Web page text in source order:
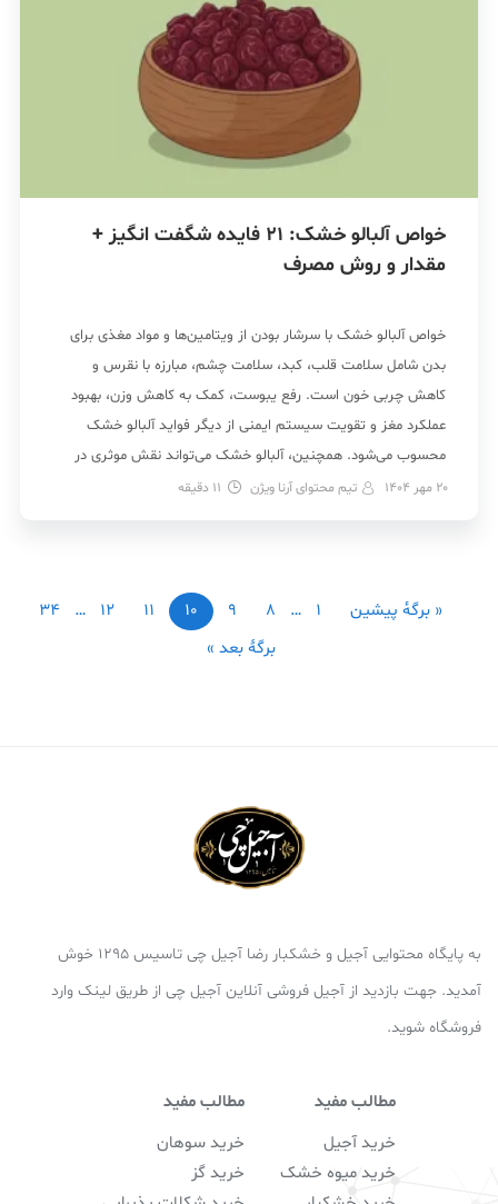
خواص آلبالو خشک: 21 فایده شگفت انگیز +
مقدار و روش مصرف
خواص آلبالو خشک با سرشار بودن از ویتامین‌ها و مواد مغذی برای
بدن شامل سلامت قلب، کبد، سلامت چشم، مبارزه با نقرس و
کاهش چربی خون است. رفع یبوست، کمک به کاهش وزن، بهبود
عملکرد مغز و تقویت سیستم ایمنی از دیگر فواید آلبالو خشک
محسوب می‌شود. همچنین، آلبالو خشک می‌تواند نقش موثری در
کاهش فشار […]
20 مهر 1404 تیم محتوای آرنا ویژن 11 دقیقه
« برگه‌ٔ پیشین 1
…
8
9
10
11
12
…
34
برگهٔ بعد »
به پایگاه محتوایی آجیل و خشکبار رضا آجیل چی تاسیس 1295 خوش
آمدید. جهت بازدید از آجیل فروشی آنلاین آجیل چی از طریق لینک وارد
فروشگاه شوید.
مطالب مفید
خرید آجیل
خرید میوه خشک
مطالب مفید
خرید سوهان
خرید گز